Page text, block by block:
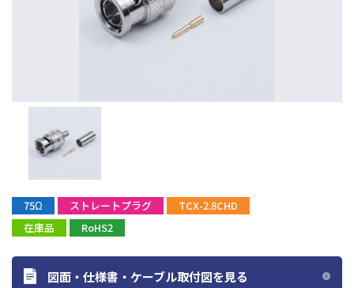
75Ω ストレートプラグ
TCX-2.8CHD
在庫品
RoHS2
図面・仕様書・ケーブル取付図を見る